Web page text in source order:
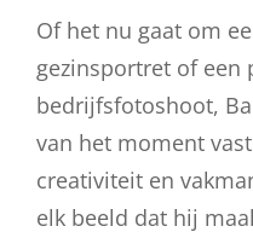
Of het nu gaat om
gezinsportret of een
bedrijfsfotoshoot,
van het moment
creativiteit en
elk beeld dat hij